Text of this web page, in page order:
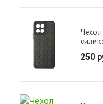
250